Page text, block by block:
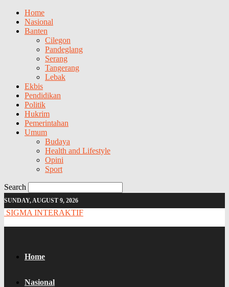
Home
Nasional
Banten
Cilegon
Pandeglang
Serang
Tangerang
Lebak
Ekbis
Pendidikan
Politik
Hukrim
Pemerintahan
Umum
Budaya
Health and Lifestyle
Opini
Sport
Search
SUNDAY, AUGUST 9, 2026
SIGMA INTERAKTIF
Home
Nasional